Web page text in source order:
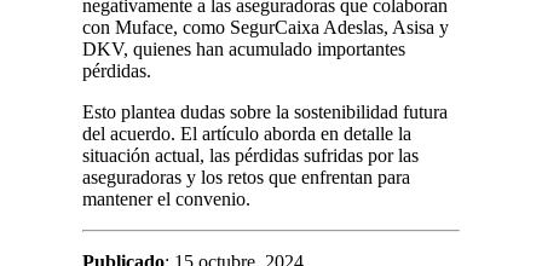
negativamente a las aseguradoras que colaboran
con Muface, como SegurCaixa Adeslas, Asisa y
DKV, quienes han acumulado importantes
pérdidas.
Esto plantea dudas sobre la sostenibilidad futura
del acuerdo. El artículo aborda en detalle la
situación actual, las pérdidas sufridas por las
aseguradoras y los retos que enfrentan para
mantener el convenio.
Publicado: 15 octubre, 2024